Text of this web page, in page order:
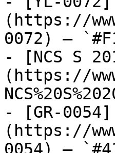
(https://
0072) —
- [NCS S
(https://
- [GR-0054]
(https://
0054) —